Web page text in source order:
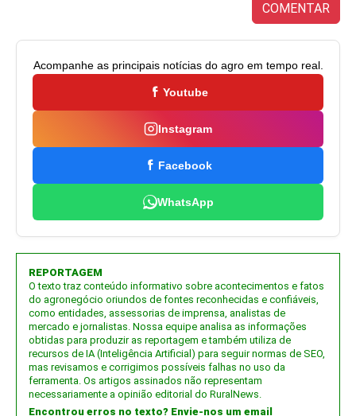
COMENTAR
Acompanhe as principais notícias do agro em tempo real.
Youtube
Instagram
Facebook
WhatsApp
REPORTAGEM
O texto traz conteúdo informativo sobre acontecimentos e fatos
do agronegócio oriundos de fontes reconhecidas e confiáveis,
como entidades, assessorias de imprensa, analistas de
mercado e jornalistas. Nossa equipe analisa as informações
obtidas para produzir as reportagem e também utiliza de
recursos de IA (Inteligência Artificial) para seguir normas de SEO,
mas revisamos e corrigimos possíveis falhas no uso da
ferramenta. Os artigos assinados não representam
necessariamente a opinião editorial do RuralNews.
Encontrou erros no texto? Envie-nos um email